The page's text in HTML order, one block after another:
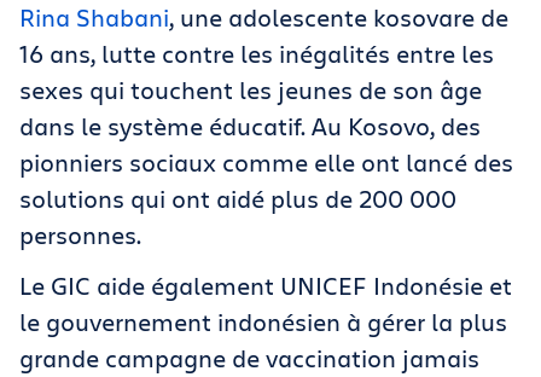
Rina Shabani, une adolescente kosovare de
16 ans, lutte contre les inégalités entre les
sexes qui touchent les jeunes de son âge
dans le système éducatif. Au Kosovo, des
pionniers sociaux comme elle ont lancé des
solutions qui ont aidé plus de 200 000
personnes.
Le GIC aide également UNICEF Indonésie et
le gouvernement indonésien à gérer la plus
grande campagne de vaccination jamais